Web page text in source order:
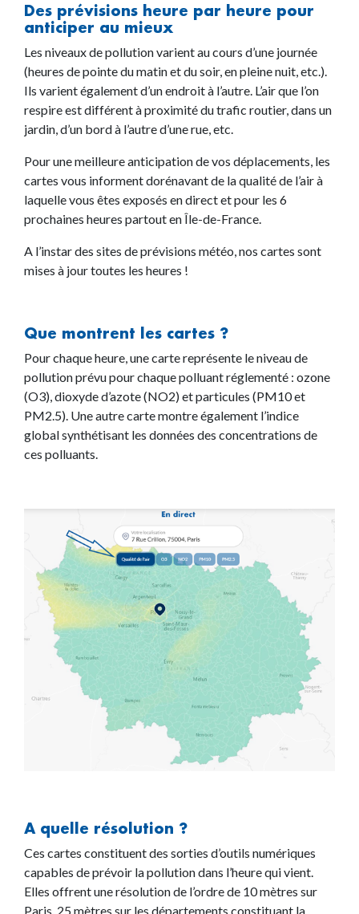
Des prévisions heure par heure pour
anticiper au mieux
Les niveaux de pollution varient au cours d’une journée
(heures de pointe du matin et du soir, en pleine nuit, etc.).
Ils varient également d’un endroit à l’autre. L’air que l’on
respire est différent à proximité du trafic routier, dans un
jardin, d’un bord à l’autre d’une rue, etc.
Pour une meilleure anticipation de vos déplacements, les
cartes vous informent dorénavant de la qualité de l’air à
laquelle vous êtes exposés en direct et pour les 6
prochaines heures partout en Île-de-France.
A l’instar des sites de prévisions météo, nos cartes sont
mises à jour toutes les heures !
Que montrent les cartes ?
Pour chaque heure, une carte représente le niveau de
pollution prévu pour chaque polluant réglementé : ozone
(O3), dioxyde d’azote (NO2) et particules (PM10 et
PM2.5). Une autre carte montre également l’indice
global synthétisant les données des concentrations de
ces polluants.
A quelle résolution ?
Ces cartes constituent des sorties d’outils numériques
capables de prévoir la pollution dans l’heure qui vient.
Elles offrent une résolution de l’ordre de 10 mètres sur
Paris, 25 mètres sur les départements constituant la